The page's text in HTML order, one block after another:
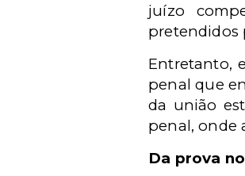
juízo
pretendidos
Entretanto,
penal que
da união
penal, onde
Da prova